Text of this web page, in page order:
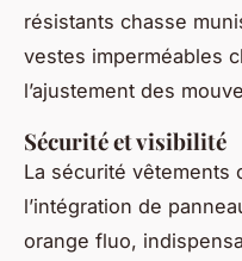
résistants chasse
vestes imperméables
l’ajustement des
Sécurité et visibilité
La sécurité vêtements
l’intégration de
orange fluo,